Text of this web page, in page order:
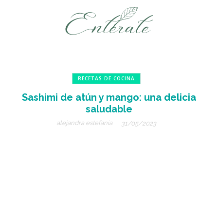
RECETAS DE COCINA
Sashimi de atún y mango: una delicia
saludable
alejandra estefanía 31/05/2023